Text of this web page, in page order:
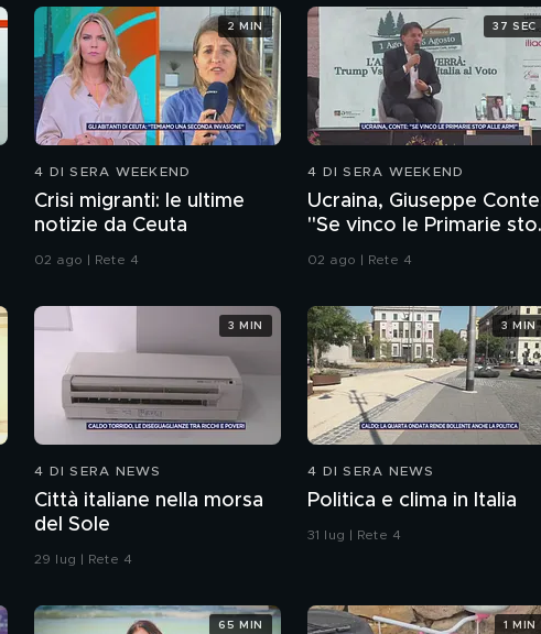
4 DI SERA WEEKEND
Crisi migranti: le ultime
notizie da Ceuta
02 ago | Rete 4
2 MIN
4 DI SERA WEEKEND
Ucraina, Giuseppe
"Se vinco le Primarie
alle armi"
02 ago | Rete 4
37 SEC
4 DI SERA NEWS
Città italiane nella morsa
del Sole
29 lug | Rete 4
3 MIN
4 DI SERA NEWS
Politica e clima in Italia
31 lug | Rete 4
3 MIN
65 MIN 1 MIN